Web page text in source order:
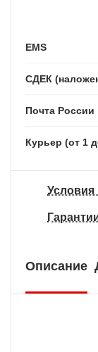
EMS
СДЕК
Почта России
Курьер (от 1
Условия
Описание